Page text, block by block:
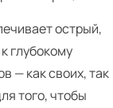
острый,
глубокому
— как своих, так
того, чтобы